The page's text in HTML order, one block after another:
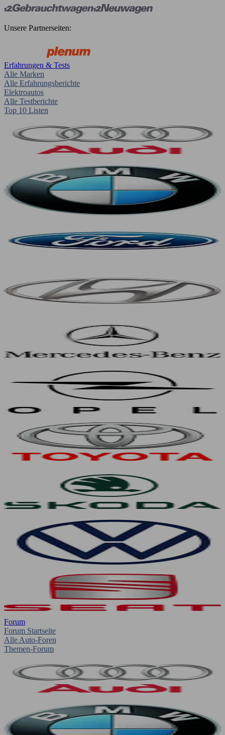
Unsere Partnerseiten:
Erfahrungen & Tests
Alle Marken
Alle Erfahrungsberichte
Elektroautos
Alle Testberichte
Top 10 Listen
Forum
Forum Startseite
Alle Auto-Foren
Themen-Forum